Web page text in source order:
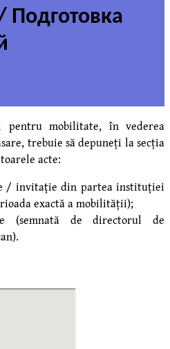
Подготовка
pentru mobilitate, în vederea
trebuie să depuneți la secția
acte:
/ invitaţie din partea instituţiei
exactă a mobilității);
(semnată de directorul de